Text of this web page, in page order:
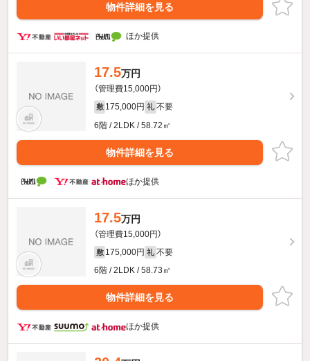
物件詳細を見る
ほか提供
17.5万円
（管理費15,000円）
敷 175,000円 礼 不要
6階 / 2LDK / 58.72㎡
物件詳細を見る
ほか提供
17.5万円
（管理費15,000円）
敷 175,000円 礼 不要
6階 / 2LDK / 58.73㎡
物件詳細を見る
ほか提供